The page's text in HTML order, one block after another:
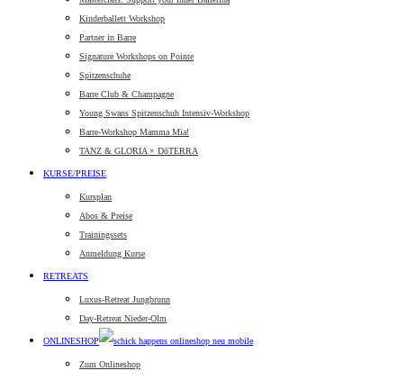
Kinderballett Workshop
Partner in Barre
Signature Workshops on Pointe
Spitzenschuhe
Barre Club & Champagne
Young Swans Spitzenschuh Intensiv-Workshop
Barre-Workshop Mamma Mia!
TANZ & GLORIA × DōTERRA
KURSE/PREISE
Kursplan
Abos & Preise
Trainingssets
Anmeldung Kurse
RETREATS
Luxus-Retreat Jungbrunn
Day-Retreat Nieder-Olm
ONLINESHOP
Zum Onlineshop